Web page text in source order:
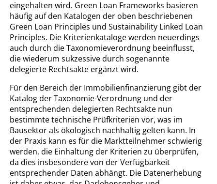
eingehalten wird. Green Loan Frameworks basieren
häufig auf den Katalogen der oben beschriebenen
Green Loan Principles und Sustainability Linked Loan
Principles. Die Kriterienkataloge werden neuerdings
auch durch die Taxonomieverordnung beeinflusst,
die wiederum sukzessive durch sogenannte
delegierte Rechtsakte ergänzt wird.
Für den Bereich der Immobilienfinanzierung gibt der
Katalog der Taxonomie-Verordnung und der
entsprechenden delegierten Rechtsakte nun
bestimmte technische Prüfkriterien vor, was im
Bausektor als ökologisch nachhaltig gelten kann. In
der Praxis kann es für die Marktteilnehmer schwierig
werden, die Einhaltung der Kriterien zu überprüfen,
da dies insbesondere von der Verfügbarkeit
entsprechender Daten abhängt. Die Datenerhebung